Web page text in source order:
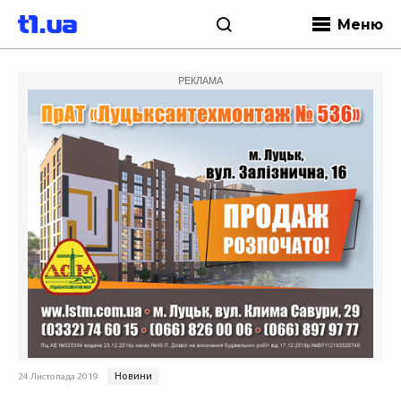
Меню
РЕКЛАМА
24 Листопада 2019 Новини